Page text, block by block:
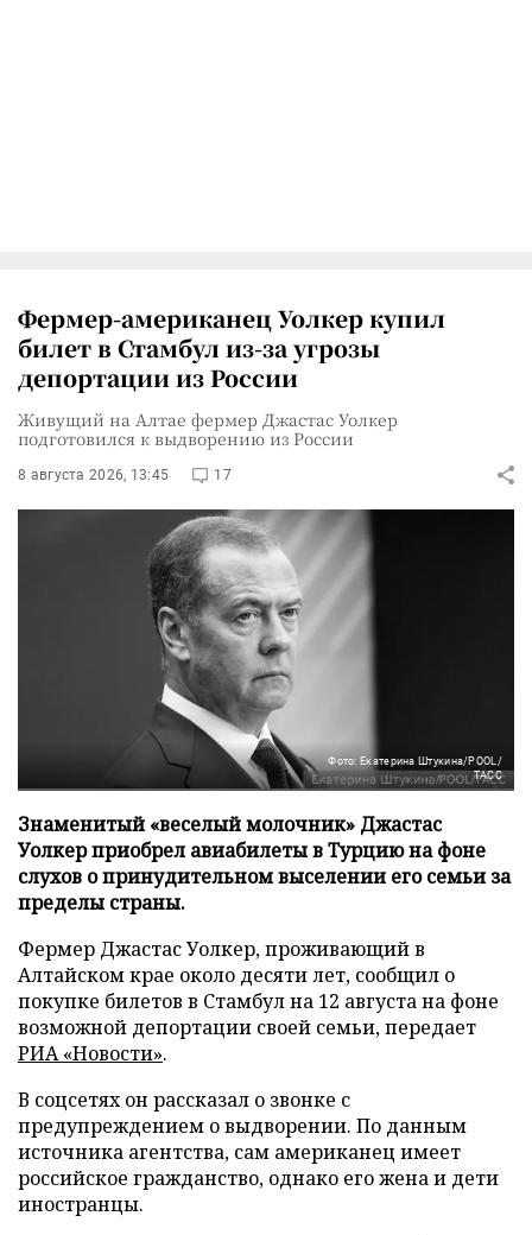
Фермер-американец Уолкер купил
билет в Стамбул из-за угрозы
депортации из России
Живущий на Алтае фермер Джастас Уолкер
подготовился к выдворению из России
8 августа 2026, 13:45 17
Фото: Екатерина Штукина/POOL/
ТАСС
Знаменитый «веселый молочник» Джастас
Уолкер приобрел авиабилеты в Турцию на фоне
слухов о принудительном выселении его семьи за
пределы страны.
Фермер Джастас Уолкер, проживающий в
Алтайском крае около десяти лет, сообщил о
покупке билетов в Стамбул на 12 августа на фоне
возможной депортации своей семьи, передает
РИА «Новости».
В соцсетях он рассказал о звонке с
предупреждением о выдворении. По данным
источника агентства, сам американец имеет
российское гражданство, однако его жена и дети
иностранцы.